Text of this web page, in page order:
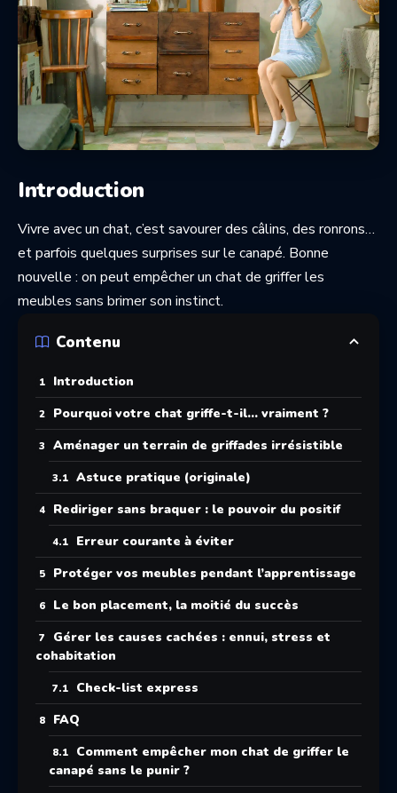
Introduction
Vivre avec un chat, c’est savourer des câlins, des ronrons…
et parfois quelques surprises sur le canapé. Bonne
nouvelle : on peut empêcher un chat de griffer les
meubles sans brimer son instinct.
Contenu
Introduction
Pourquoi votre chat griffe-t-il… vraiment ?
Aménager un terrain de griffades irrésistible
Astuce pratique (originale)
Rediriger sans braquer : le pouvoir du positif
Erreur courante à éviter
Protéger vos meubles pendant l’apprentissage
Le bon placement, la moitié du succès
Gérer les causes cachées : ennui, stress et
cohabitation
Check-list express
FAQ
Comment empêcher mon chat de griffer le
canapé sans le punir ?